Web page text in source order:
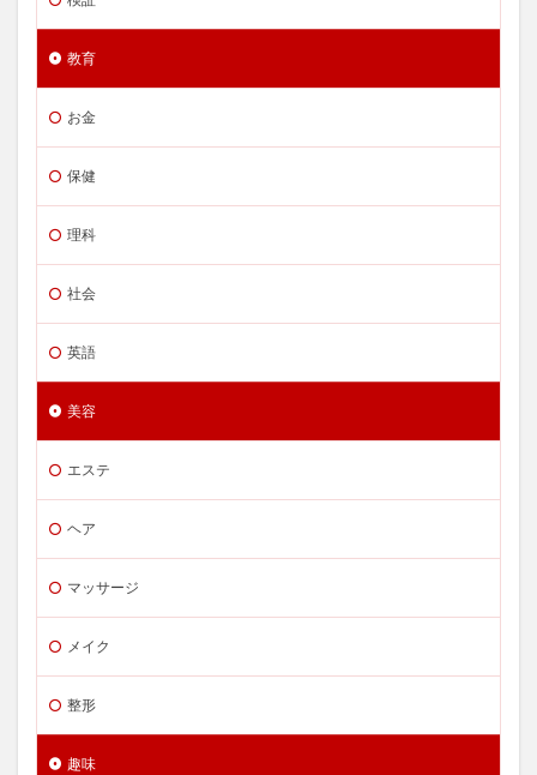
教育
お金
保健
理科
社会
英語
美容
エステ
ヘア
マッサージ
メイク
整形
趣味